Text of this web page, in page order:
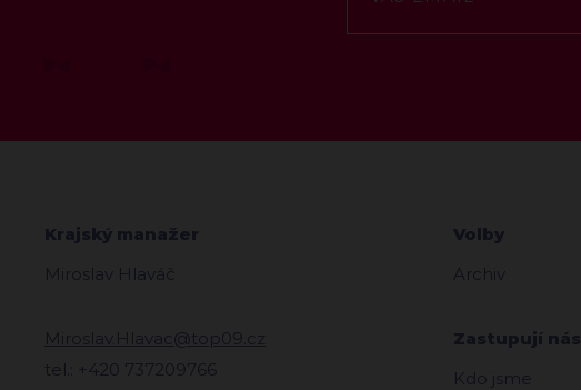
Krajský manažer
Miroslav Hlaváč
Miroslav.Hlavac@top09.cz
tel.: +420 737209766
Volby
Archiv
Zastupují nás
Kdo jsme